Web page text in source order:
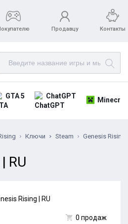
Продавцу Контакты
GTA 5 ChatGPT
Ключи Steam Genesis Rising
RU
0 продаж